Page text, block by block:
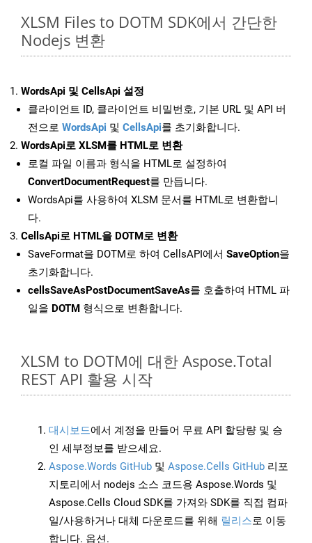
XLSM Files to DOTM SDK에서 간단한
Nodejs 변환
WordsApi 및 CellsApi 설정
클라이언트 ID, 클라이언트 비밀번호, 기본 URL 및 API 버
전으로 WordsApi 및 CellsApi를 초기화합니다.
WordsApi로 XLSM를 HTML로 변환
로컬 파일 이름과 형식을 HTML로 설정하여
ConvertDocumentRequest를 만듭니다.
WordsApi를 사용하여 XLSM 문서를 HTML로 변환합니
다.
CellsApi로 HTML을 DOTM로 변환
SaveFormat을 DOTM로 하여 CellsAPI에서 SaveOption을
초기화합니다.
cellsSaveAsPostDocumentSaveAs를 호출하여 HTML 파
일을 DOTM 형식으로 변환합니다.
XLSM to DOTM에 대한 Aspose.Total
REST API 활용 시작
대시보드에서 계정을 만들어 무료 API 할당량 및 승
인 세부정보를 받으세요.
Aspose.Words GitHub 및 Aspose.Cells GitHub 리포
지토리에서 nodejs 소스 코드용 Aspose.Words 및
Aspose.Cells Cloud SDK를 가져와 SDK를 직접 컴파
일/사용하거나 대체 다운로드를 위해 릴리스로 이동
합니다. 옵션.